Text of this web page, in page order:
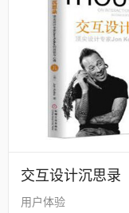
交互设计沉思录
用户体验